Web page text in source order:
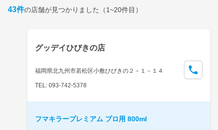
取扱店検索はこちら
43件の店舗が見つかりました （1~20件目）
グッデイひびきの店
福岡県北九州市若松区小敷ひびきの２－１－１４
TEL: 093-742-5378
フマキラープレミアム プロ用 800ml